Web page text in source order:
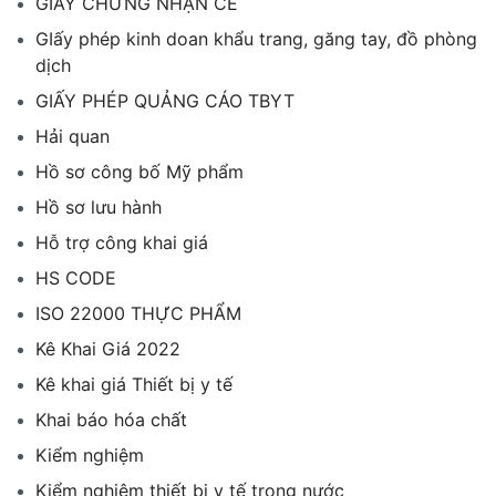
GIấy phép kinh doan khẩu trang, găng tay, đồ phòng
dịch
GIẤY PHÉP QUẢNG CÁO TBYT
Hải quan
Hồ sơ công bố Mỹ phẩm
Hồ sơ lưu hành
Hỗ trợ công khai giá
HS CODE
ISO 22000 THỰC PHẨM
Kê Khai Giá 2022
Kê khai giá Thiết bị y tế
Khai báo hóa chất
Kiểm nghiệm
Kiểm nghiệm thiết bị y tế trong nước